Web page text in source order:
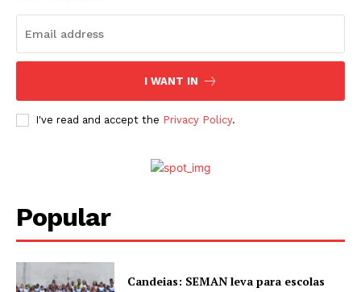
I WANT IN
I've read and accept the Privacy Policy.
Popular
Candeias: SEMAN leva para escolas